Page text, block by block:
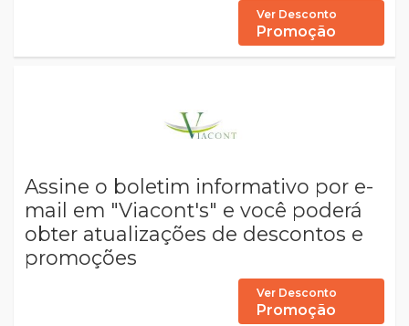
Ver Desconto
Promoção
Assine o boletim informativo por e-
mail em "Viacont's" e você poderá
obter atualizações de descontos e
promoções
Ver Desconto
Promoção